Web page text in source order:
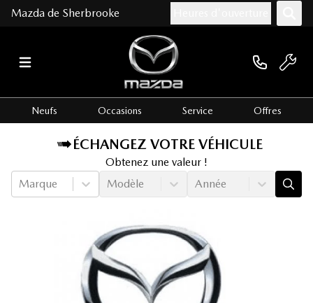
Mazda de Sherbrooke
Neufs Occasions Service Offres
ÉCHANGEZ VOTRE VÉHICULE
Obtenez une valeur !
Marque
Modèle Année